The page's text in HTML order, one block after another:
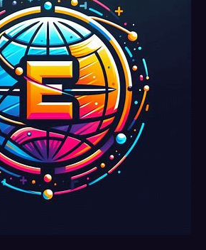
perso
nalita
te